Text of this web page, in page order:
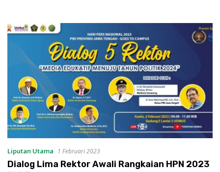
Liputan Utama 1 Februari 2023
Dialog Lima Rektor Awali Rangkaian HPN 2023